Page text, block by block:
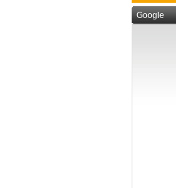
Google